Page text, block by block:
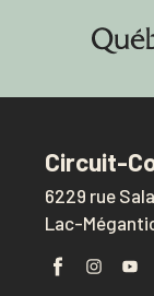
Circuit-
6229 rue
Lac-Mégantic